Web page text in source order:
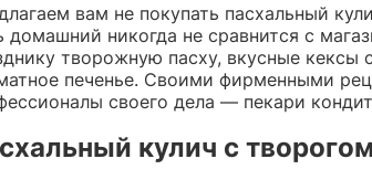
вам не покупать пасхальный
домашний никогда не сравнится с
творожную пасху, вкусные
печенье. Своими фирменными
своего дела — пекари
кулич с творогом